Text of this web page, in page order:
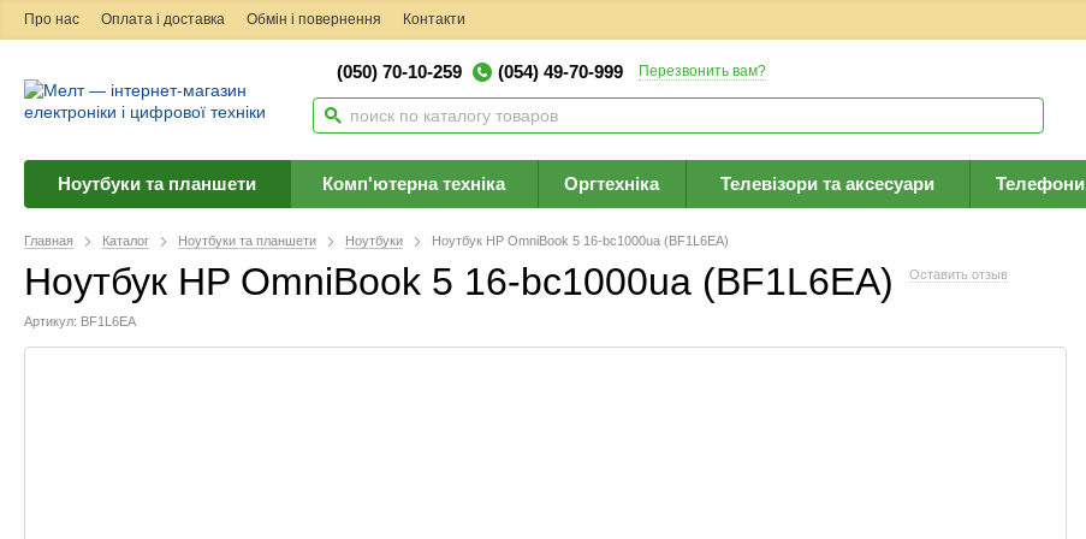
Про нас Оплата і доставка Обмін і повернення Контакти
(050) 70-10-259 (054) 49-70-999 Перезвонить вам?
Ноутбуки та планшети Комп'ютерна техніка Оргтехніка Телевізори та аксесуари Телефони
Главная Каталог Ноутбуки та планшети Ноутбуки Ноутбук HP OmniBook 5 16-bc1000ua (BF1L6EA)
Ноутбук HP OmniBook 5 16-bc1000ua (BF1L6EA) Оставить отзыв
Артикул: BF1L6EA